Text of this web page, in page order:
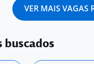
VER MAIS VAGAS
buscados